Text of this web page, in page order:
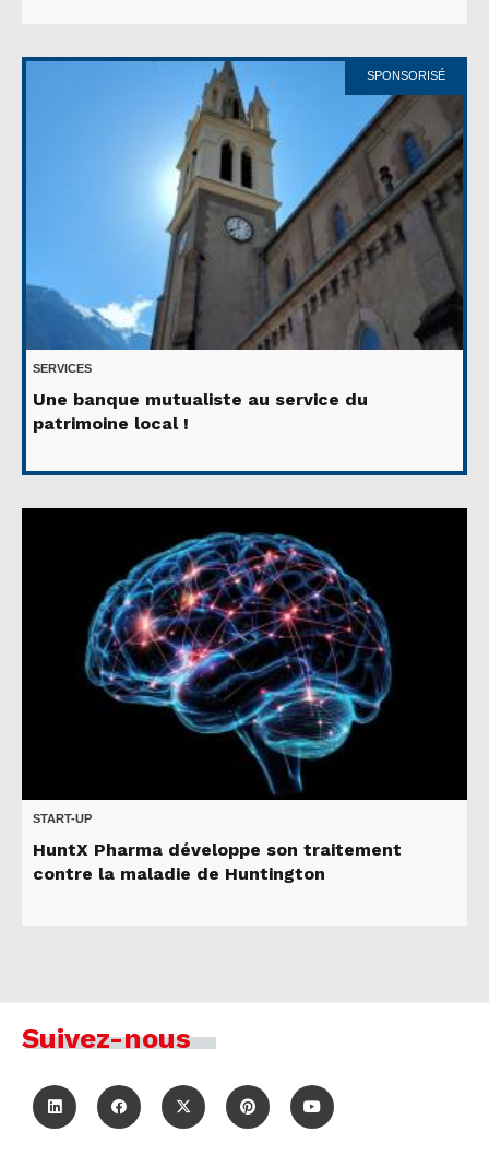
SPONSORISÉ
SERVICES
Une banque mutualiste au service du
patrimoine local !
START-UP
HuntX Pharma développe son traitement
contre la maladie de Huntington
Suivez-nous